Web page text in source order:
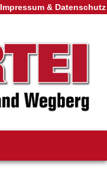
Impressum & Datenschutz